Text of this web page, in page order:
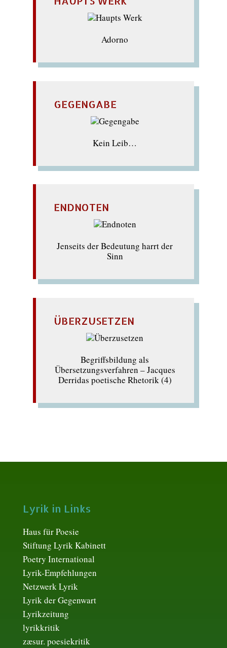
Adorno
GEGENGABE
Kein Leib…
ENDNOTEN
Jenseits der Bedeutung harrt der
Sinn
ÜBERZUSETZEN
Begriffsbildung als
Übersetzungsverfahren – Jacques
Derridas poetische Rhetorik (4)
Lyrik in Links
Haus für Poesie
Stiftung Lyrik Kabinett
Poetry International
Lyrik-Empfehlungen
Netzwerk Lyrik
Lyrik der Gegenwart
Lyrikzeitung
lyrikkritik
zæsur. poesiekritik